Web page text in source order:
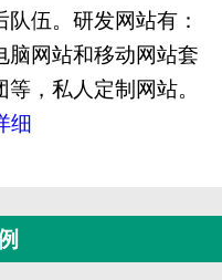
伍。研发网站有：
脑网站和移动网站套
，私人定制网站。
细